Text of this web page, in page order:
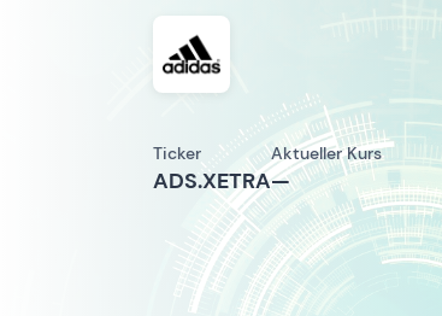
Ticker
ADS.XETRA
Aktueller Kurs
—